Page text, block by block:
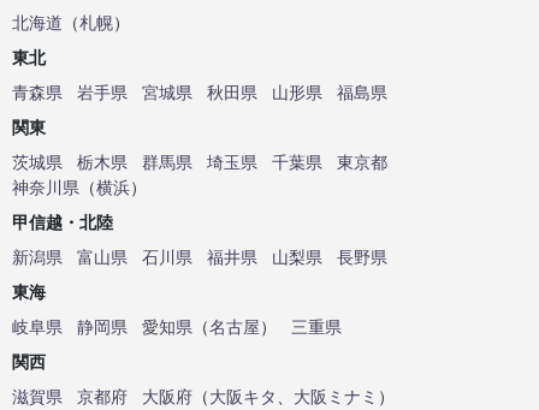
北海道 （札幌）
東北
青森県
岩手県 宮城県 秋田県 山形県
福島県
関東
茨城県
栃木県 群馬県 埼玉県 千葉県
東京都
神奈川県 （横浜）
甲信越・北陸
新潟県
富山県 石川県 福井県 山梨県
長野県
東海
岐阜県
静岡県 愛知県 （名古屋）
三重県
関西
滋賀県
京都府 大阪府 （大阪キタ 大阪ミナミ ）